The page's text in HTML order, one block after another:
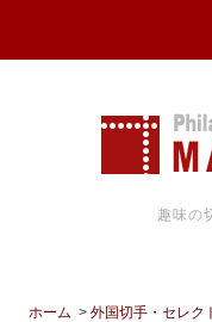
趣味の
ホーム >外国切手・セレク